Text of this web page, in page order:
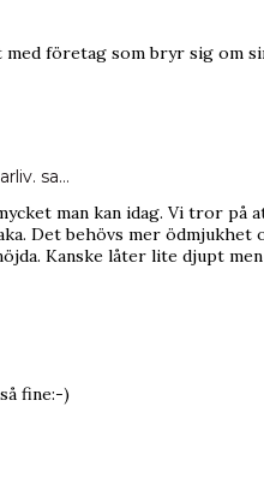
företag som bryr sig om
sa…
man kan idag. Vi tror på
Det behövs mer ödmjukhet
Kanske låter lite djupt
fine:-)